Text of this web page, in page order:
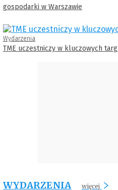
gospodarki w Warszawie
Wydarzenia
TME uczestniczy w kluczowych
WYDARZENIA więcej